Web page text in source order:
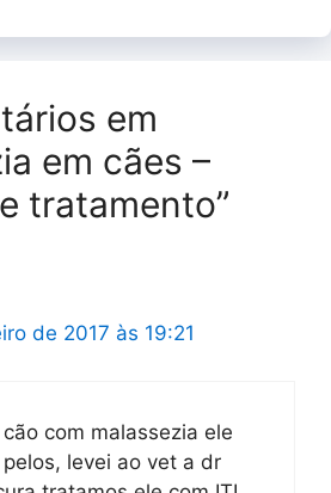
em
em cães –
tratamento”
de 2017 às 19:21
com malassezia ele
levei ao vet a dr